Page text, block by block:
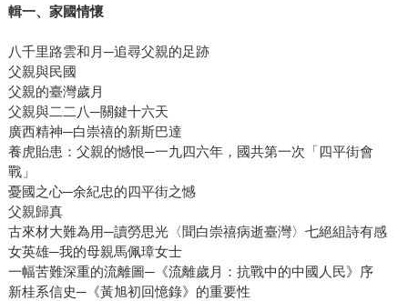
輯一、家國情懷
八千里路雲和月─追尋父親的足跡
父親與民國
父親的臺灣歲月
父親與二二八─關鍵十六天
廣西精神─白崇禧的新斯巴達
養虎貽患：父親的憾恨─一九四六年，國共第一次「四平街會
戰」
憂國之心─余紀忠的四平街之憾
父親歸真
古來材大難為用─讀勞思光〈聞白崇禧病逝臺灣〉七絕組詩有感
女英雄─我的母親馬佩璋女士
一幅苦難深重的流離圖─《流離歲月：抗戰中的中國人民》序
新桂系信史─《黃旭初回憶錄》的重要性